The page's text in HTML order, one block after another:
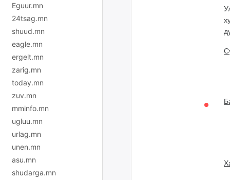
Eguur.mn
24tsag.mn
shuud.mn
eagle.mn
ergelt.mn
zarig.mn
today.mn
zuv.mn
mminfo.mn
ugluu.mn
urlag.mn
unen.mn
asu.mn
shudarga.mn